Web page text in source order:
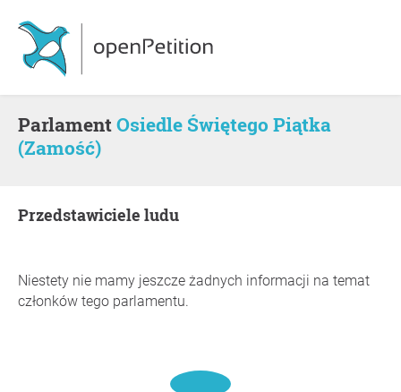
ParlamentOsiedle Świętego Piątka
(Zamość)
Przedstawiciele ludu
Niestety nie mamy jeszcze żadnych informacji na temat
członków tego parlamentu.